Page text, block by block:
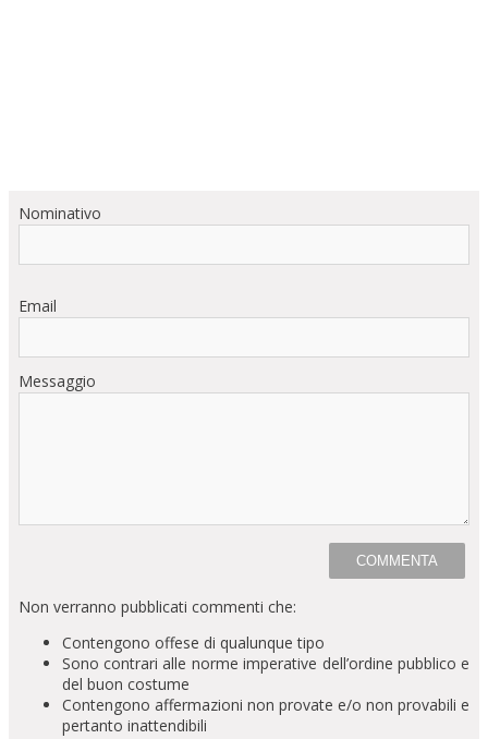
Nominativo
Email
Messaggio
Non verranno pubblicati commenti che:
Contengono offese di qualunque tipo
Sono contrari alle norme imperative dell’ordine pubblico e
del buon costume
Contengono affermazioni non provate e/o non provabili e
pertanto inattendibili